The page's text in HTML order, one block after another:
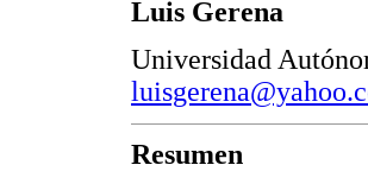
Luis Gerena
Universidad
Resumen